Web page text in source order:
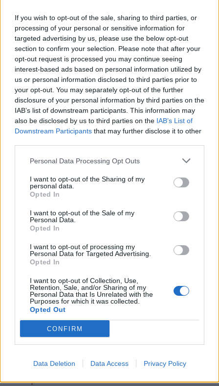
If you wish to opt-out of the sale, sharing to third parties, or
processing of your personal or sensitive information for
targeted advertising by us, please use the below opt-out
section to confirm your selection. Please note that after your
opt-out request is processed you may continue seeing
interest-based ads based on personal information utilized by
us or personal information disclosed to third parties prior to
your opt-out. You may separately opt-out of the further
disclosure of your personal information by third parties on the
IAB’s list of downstream participants. This information may
also be disclosed by us to third parties on the IAB’s List of
Downstream Participants that may further disclose it to other
Personal Data Processing Opt Outs
I want to opt-out of the Sharing of my
personal data.
Opted In
I want to opt-out of the Sale of my
Personal Data.
Opted In
I want to opt-out of processing my
Personal Data for Targeted Advertising.
Opted In
I want to opt-out of Collection, Use,
Retention, Sale, and/or Sharing of my
Personal Data that Is Unrelated with the
Purposes for which it was collected.
Opted Out
CONFIRM
Data Deletion Data Access Privacy Policy
ενεργειακής μάχης ανάμεσα στις Ηνωμένες
Πολιτείες και την Κίνα. Μία σύγκρουση που θα
καθορίσει όχι μόνο το κλιματικό της μέλλον, αλλά
και ποια υπερδύναμη θα θέσει τους όρους της
παγκόσμιας μετάβασης στην ενέργεια του αύριο.
Διαβάστε περισσότερα→
Ενέργεια,ΗΠΑ,Ινδονησία,Κίνα
Δείτε επίσης
Διεθνή